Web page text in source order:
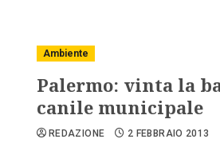
Ambiente
Palermo: vinta la
canile municipale
REDAZIONE 2 FEBBRAIO 2013